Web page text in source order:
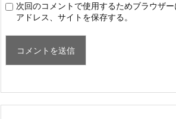
次回のコメントで使用するためブラウザ
アドレス、サイトを保存する。